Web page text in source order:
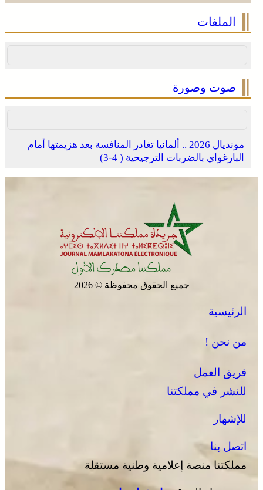
الملفات
صوت وصورة
مونديال 2026 .. ألمانيا تغادر المنافسة بعد هزيمتها أمام
البارغواي بالضربات الترجيحية ( 4-3)
جميع الحقوق محفوظة © 2026
الرئيسية
من نحن !
فريق العمل
للنشر في مملكتنا
للإشهار
اتصل بنا
مملكتنا منصة إعلامية وطنية مستقلة